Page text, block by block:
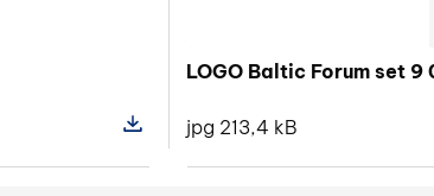
Gdańska Aleksandra Dulkiewicz/Baltic
Pokaż szczegóły pliku Panel
LOGO Baltic Forum set 9
jpg 213,4 kB